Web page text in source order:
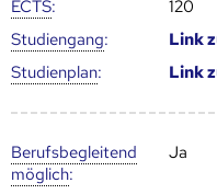
ECTS:
120
Studien­gang: Link
Studien­plan: Link
Berufs­begleitend
möglich:
Ja